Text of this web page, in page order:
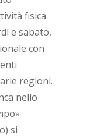
fisica
e sabato,
con
regioni.
nello
si